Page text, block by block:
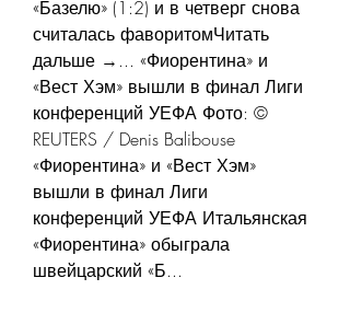
«Базелю» (1:2) и в четверг снова
считалась фаворитомЧитать
дальше →... «Фиорентина» и
«Вест Хэм» вышли в финал Лиги
конференций УЕФА Фото: ©
REUTERS / Denis Balibouse
«Фиорентина» и «Вест Хэм»
вышли в финал Лиги
конференций УЕФА Итальянская
«Фиорентина» обыграла
швейцарский «Б...